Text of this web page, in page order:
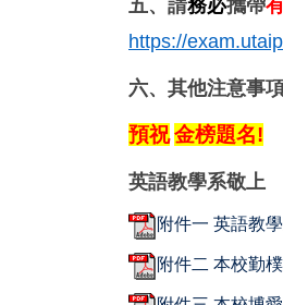
五、請務必攜帶
https://
六、其他注意事
預祝金榜題名!
英語教學系敬上
附件一 英語教
附件二 本校勤